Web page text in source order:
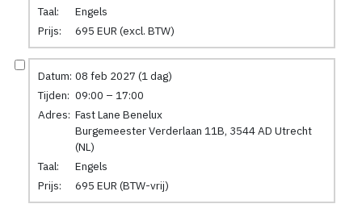
Taal:
Engels
Prijs:
695 EUR (excl. BTW)
Datum: 08 feb 2027 (1 dag)
Tijden: 09:00 – 17:00
Adres: Fast Lane Benelux
Burgemeester Verderlaan 11B, 3544 AD Utrecht
(NL)
Taal:
Engels
Prijs:
695 EUR (BTW-vrij)